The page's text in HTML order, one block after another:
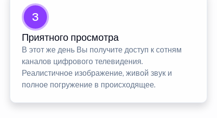
3
Приятного просмотра
В этот же день Вы получите доступ к сотням
каналов цифрового телевидения.
Реалистичное изображение, живой звук и
полное погружение в происходящее.